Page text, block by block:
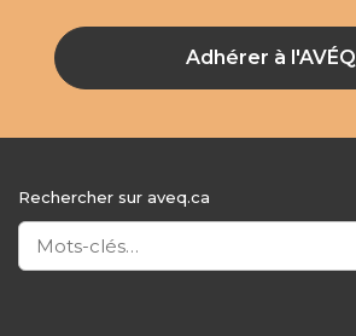
Adhérer à l'AVÉQ
Rechercher sur aveq.ca